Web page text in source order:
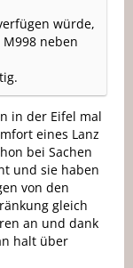
würde,
neben
in der Eifel mal
eines Lanz
bei Sachen
und sie haben
von den
gleich
an und dank
halt über